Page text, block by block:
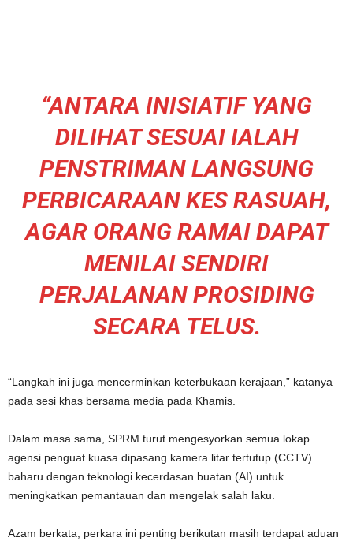
“ANTARA INISIATIF YANG
DILIHAT SESUAI IALAH
PENSTRIMAN LANGSUNG
PERBICARAAN KES RASUAH,
AGAR ORANG RAMAI DAPAT
MENILAI SENDIRI
PERJALANAN PROSIDING
SECARA TELUS.
“Langkah ini juga mencerminkan keterbukaan kerajaan,” katanya
pada sesi khas bersama media pada Khamis.
Dalam masa sama, SPRM turut mengesyorkan semua lokap
agensi penguat kuasa dipasang kamera litar tertutup (CCTV)
baharu dengan teknologi kecerdasan buatan (AI) untuk
meningkatkan pemantauan dan mengelak salah laku.
Azam berkata, perkara ini penting berikutan masih terdapat aduan